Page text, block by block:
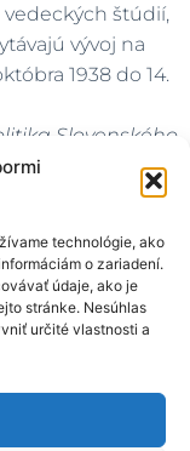
technológie, ako
o zariadení.
údaje, ako je
stránke. Nesúhlas
určité vlastnosti a
štúdií,
vývoj na
1938 do 14.
Slovenského
dejín Slovenska
Spolok Slovákov
štátu.
na
a fundovaný
život a politické